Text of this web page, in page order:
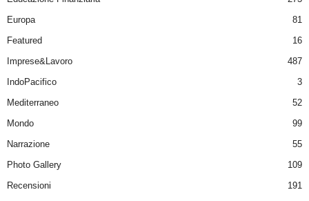
Europa
81
Featured
16
Imprese&Lavoro
487
IndoPacifico
3
Mediterraneo
52
Mondo
99
Narrazione
55
Photo Gallery
109
Recensioni
191